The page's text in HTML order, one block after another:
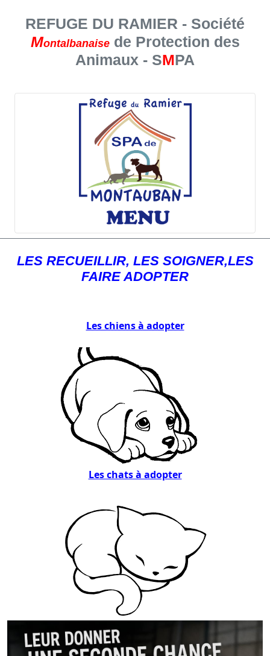
REFUGE DU RAMIER - Société
Montalbanaisede Protection des
Animaux - SMPA
LES RECUEILLIR, LES SOIGNER,LES
FAIRE ADOPTER
Les chiens à adopter
Les chats à adopter